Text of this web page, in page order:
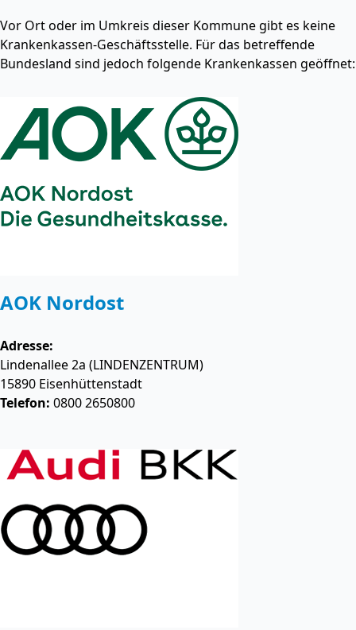
Vor Ort oder im Umkreis dieser Kommune gibt es keine
Krankenkassen-Geschäftsstelle. Für das betreffende
Bundesland sind jedoch folgende Krankenkassen geöffnet:
AOK Nordost
Adresse:
Lindenallee 2a (LINDENZENTRUM)
15890 Eisenhüttenstadt
Telefon: 0800 2650800